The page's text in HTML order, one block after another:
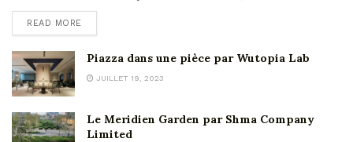
READ MORE
Piazza dans une pièce par Wutopia Lab
JUILLET 19, 2023
Le Meridien Garden par Shma Company
Limited